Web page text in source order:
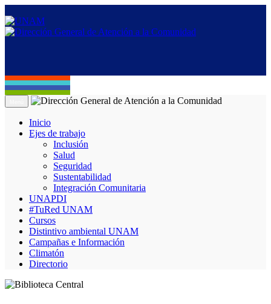
Inicio
Ejes de trabajo
Inclusión
Salud
Seguridad
Sustentabilidad
Integración Comunitaria
UNAPDI
#TuRed UNAM
Cursos
Distintivo ambiental UNAM
Campañas e Información
Climatón
Directorio